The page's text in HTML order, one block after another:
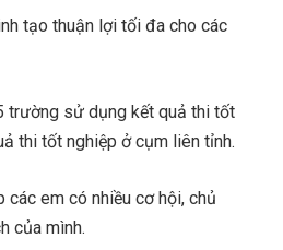
tạo thuận lợi tối đa cho các
trường sử dụng kết quả thi tốt
thi tốt nghiệp ở cụm liên tỉnh.
em có nhiều cơ hội, chủ
của mình.